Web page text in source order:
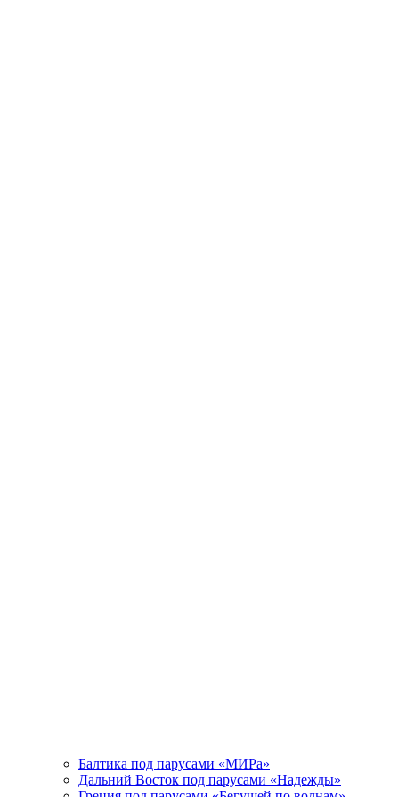
Балтика под парусами «МИРа»
Дальний Восток под парусами «Надежды»